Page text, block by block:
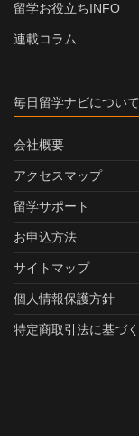
留学お役立ちINFO
連載コラム
毎日留学ナビについて
会社概要
アクセスマップ
留学サポート
お申込方法
サイトマップ
個人情報保護方針
特定商取引法に基づ